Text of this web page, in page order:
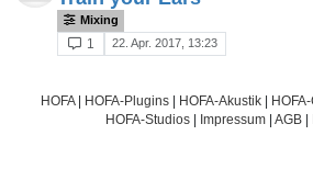
Mixing
1 22. Apr. 2017, 13:23
HOFA| HOFA-Plugins | HOFA-Akustik |
HOFA-Studios | Impressum | AGB |